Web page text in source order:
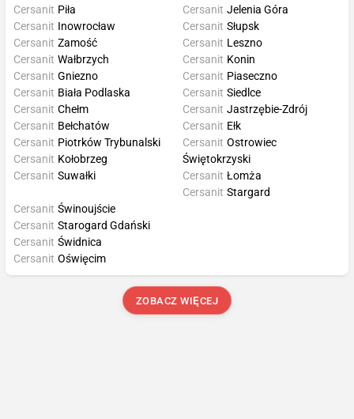
Cersanit Piła
Cersanit Inowrocław
Cersanit Zamość
Cersanit Jelenia Góra
Cersanit Słupsk
Cersanit Leszno
Cersanit Wałbrzych
Cersanit Gniezno
Cersanit Biała Podlaska
Cersanit Chełm
Cersanit Konin
Cersanit Piaseczno
Cersanit Siedlce
Cersanit Jastrzębie-Zdrój
Cersanit Bełchatów
Cersanit Piotrków Trybunalski
Cersanit Kołobrzeg
Cersanit Suwałki
Cersanit Ełk
Cersanit Ostrowiec
Świętokrzyski
Cersanit Łomża
Cersanit Stargard
Cersanit Świnoujście
Cersanit Starogard Gdański
Cersanit Świdnica
Cersanit Oświęcim
ZOBACZ WIĘCEJ